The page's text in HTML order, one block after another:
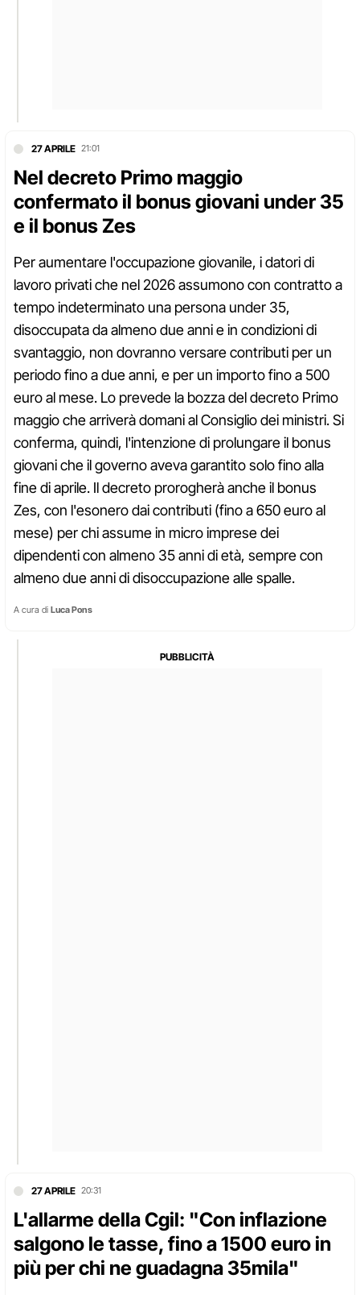
27 APRILE 21:01
Nel decreto Primo maggio
confermato il bonus giovani under 35
e il bonus Zes
Per aumentare l'occupazione giovanile, i datori di
lavoro privati che nel 2026 assumono con contratto a
tempo indeterminato una persona under 35,
disoccupata da almeno due anni e in condizioni di
svantaggio, non dovranno versare contributi per un
periodo fino a due anni, e per un importo fino a 500
euro al mese. Lo prevede la bozza del decreto Primo
maggio che arriverà domani al Consiglio dei ministri. Si
conferma, quindi, l'intenzione di prolungare il bonus
giovani che il governo aveva garantito solo fino alla
fine di aprile. Il decreto prorogherà anche il bonus
Zes, con l'esonero dai contributi (fino a 650 euro al
mese) per chi assume in micro imprese dei
dipendenti con almeno 35 anni di età, sempre con
almeno due anni di disoccupazione alle spalle.
A cura di Luca Pons
27 APRILE 20:31
L'allarme della Cgil: "Con inflazione
salgono le tasse, fino a 1500 euro in
più per chi ne guadagna 35mila"